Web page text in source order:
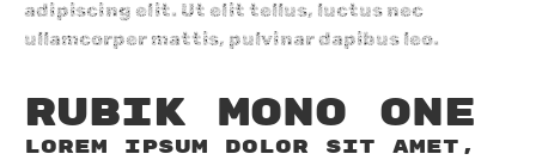
adipiscing elit. Ut elit tellus, luctus nec
ullamcorper mattis, pulvinar dapibus leo.
Rubik Mono One
Lorem ipsum dolor sit amet,